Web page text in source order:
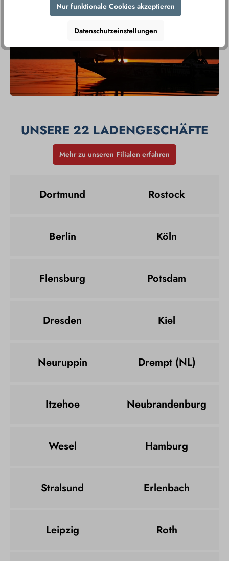
UNSERE 22 LADENGESCHÄFTE
Mehr zu unseren Filialen erfahren
Dortmund Rostock
Berlin Köln
Flensburg Potsdam
Dresden Kiel
Neuruppin Drempt (NL)
Itzehoe Neubrandenburg
Wesel Hamburg
Stralsund Erlenbach
Leipzig Roth
Nur funktionale Cookies akzeptieren
Datenschutzeinstellungen